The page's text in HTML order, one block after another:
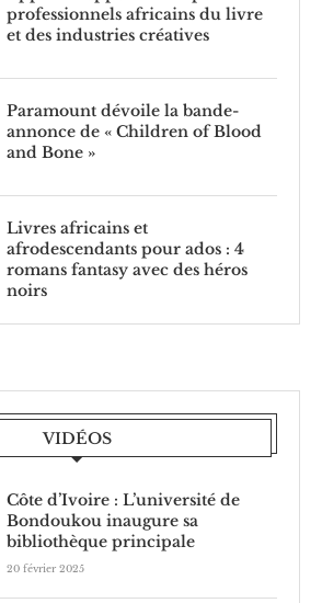
professionnels africains du livre
et des industries créatives
Paramount dévoile la bande-
annonce de « Children of Blood
and Bone »
Livres africains et
afrodescendants pour ados : 4
romans fantasy avec des héros
noirs
VIDÉOS
Côte d’Ivoire : L’université de
Bondoukou inaugure sa
bibliothèque principale
20 février 2025